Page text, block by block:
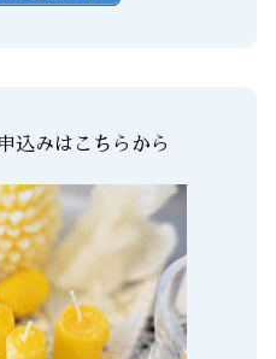
込みはこちらから